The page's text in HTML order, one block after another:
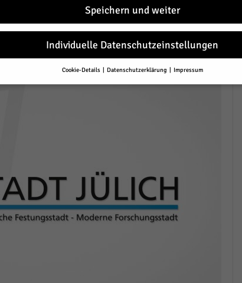
Speichern und weiter
Individuelle Datenschutzeinstellungen
Cookie-Details Datenschutzerklärung Impressum
Datenschutzeinstellungen
Sie unter 16 Jahre alt sind und Ihre Zustimmung zu freiwilligen
während andere uns helfen, diese Website und Ihre
Personenbezogene Daten können verarbeitet werden (z. B. IP-
personalisierte Anzeigen und Inhalte oder Anzeigen- und
Informationen über die Verwendung Ihrer Daten finden Sie in
Sie eine Übersicht über alle verwendeten Cookies. Sie können
zu ganzen Kategorien geben oder sich weitere Informationen
und so nur bestimmte Cookies auswählen.